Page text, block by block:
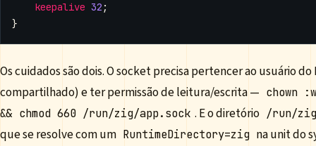
keepalive 32 ;
}
Os cuidados são dois. O socket precisa pertencer ao usuário
compartilhado) e ter permissão de leitura/escrita — chown
&& chmod 660 /run/zig/app.sock . E o diretório /run/
que se resolve com um RuntimeDirectory=zig na unit do